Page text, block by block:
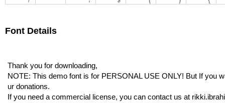
Font Details
Thank you for downloading,
NOTE: This demo font is for PERSONAL USE ONLY! But If you
ur donations.
If you need a commercial license, you can contact us at